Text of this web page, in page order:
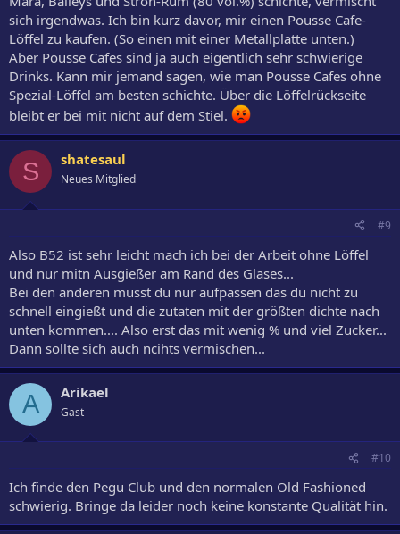
sich irgendwas. Ich bin kurz davor, mir einen Pousse Cafe-
Löffel zu kaufen. (So einen mit einer Metallplatte unten.)
Aber Pousse Cafes sind ja auch eigentlich sehr schwierige
Drinks. Kann mir jemand sagen, wie man Pousse Cafes ohne
Spezial-Löffel am besten schichte. Über die Löffelrückseite
bleibt er bei mit nicht auf dem Stiel.
S shatesaul
Neues Mitglied
#9
Also B52 ist sehr leicht mach ich bei der Arbeit ohne Löffel
und nur mitn Ausgießer am Rand des Glases...
Bei den anderen musst du nur aufpassen das du nicht zu
schnell eingießt und die zutaten mit der größten dichte nach
unten kommen.... Also erst das mit wenig % und viel Zucker...
Dann sollte sich auch ncihts vermischen...
A Arikael
Gast
#10
Ich finde den Pegu Club und den normalen Old Fashioned
schwierig. Bringe da leider noch keine konstante Qualität hin.